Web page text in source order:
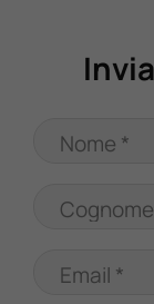
Nome *
Email *